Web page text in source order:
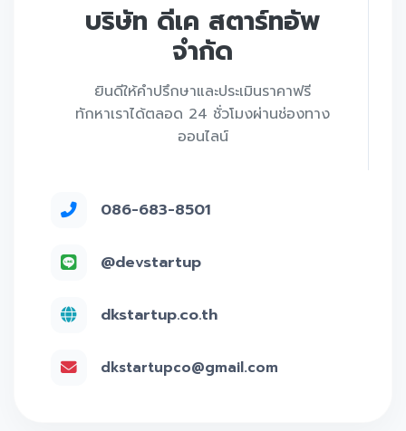
บริษัท ดีเค สตาร์ทอัพ
จำกัด
ยินดีให้คำปรึกษาและประเมินราคาฟรี
ทักหาเราได้ตลอด 24 ชั่วโมงผ่านช่องทาง
ออนไลน์
086-683-8501
@devstartup
dkstartup.co.th
dkstartupco@gmail.com